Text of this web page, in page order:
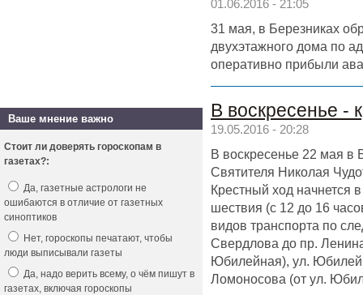
01.06.2016 - 21:05
31 мая, в Березниках
двухэтажного дома по
оперативно прибыли
В воскресенье -
19.05.2016 - 20:28
В воскресенье 22 мая в
Святителя Николая
Крестный ход начнется
шествия (с 12 до 16
видов транспорта по
Свердлова до пр.
Юбилейная), ул.
Ломоносова (от ул.
Ваше мнение важно
Стоит ли доверять гороскопам в
газетах?:
Да, газетные астрологи не
ошибаются в отличие от газетных
синоптиков
Нет, гороскопы печатают, чтобы
люди выписывали газеты
Да, надо верить всему, о чём пишут в
газетах, включая гороскопы